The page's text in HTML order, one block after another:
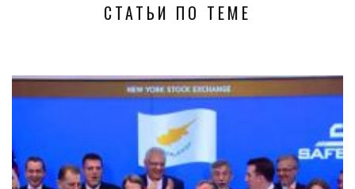
СТАТЬИ ПО ТЕМЕ